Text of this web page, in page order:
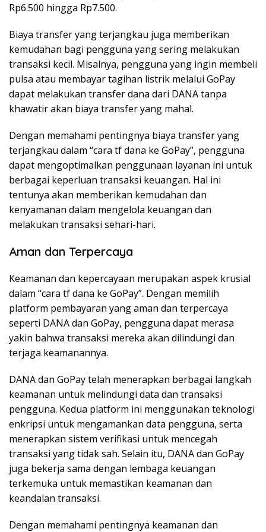
Rp6.500 hingga Rp7.500.
Biaya transfer yang terjangkau juga memberikan
kemudahan bagi pengguna yang sering melakukan
transaksi kecil. Misalnya, pengguna yang ingin membeli
pulsa atau membayar tagihan listrik melalui GoPay
dapat melakukan transfer dana dari DANA tanpa
khawatir akan biaya transfer yang mahal.
Dengan memahami pentingnya biaya transfer yang
terjangkau dalam “cara tf dana ke GoPay”, pengguna
dapat mengoptimalkan penggunaan layanan ini untuk
berbagai keperluan transaksi keuangan. Hal ini
tentunya akan memberikan kemudahan dan
kenyamanan dalam mengelola keuangan dan
melakukan transaksi sehari-hari.
Aman dan Terpercaya
Keamanan dan kepercayaan merupakan aspek krusial
dalam “cara tf dana ke GoPay”. Dengan memilih
platform pembayaran yang aman dan terpercaya
seperti DANA dan GoPay, pengguna dapat merasa
yakin bahwa transaksi mereka akan dilindungi dan
terjaga keamanannya.
DANA dan GoPay telah menerapkan berbagai langkah
keamanan untuk melindungi data dan transaksi
pengguna. Kedua platform ini menggunakan teknologi
enkripsi untuk mengamankan data pengguna, serta
menerapkan sistem verifikasi untuk mencegah
transaksi yang tidak sah. Selain itu, DANA dan GoPay
juga bekerja sama dengan lembaga keuangan
terkemuka untuk memastikan keamanan dan
keandalan transaksi.
Dengan memahami pentingnya keamanan dan